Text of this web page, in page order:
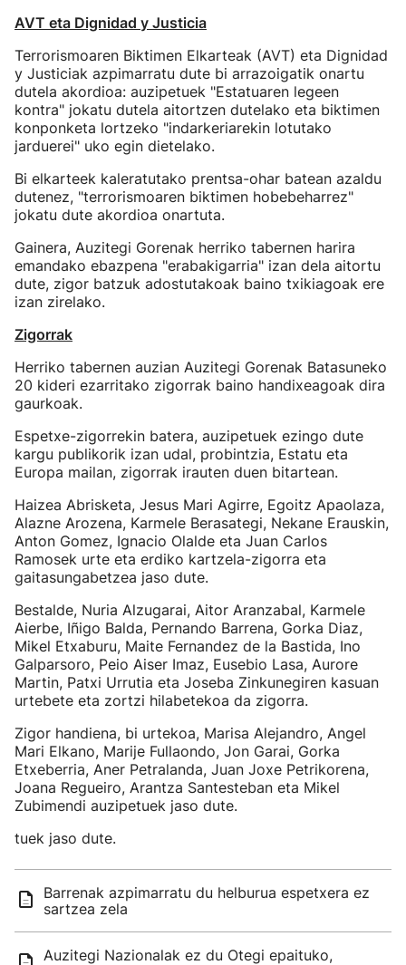
AVT eta Dignidad y Justicia
Terrorismoaren Biktimen Elkarteak (AVT) eta Dignidad
y Justiciak azpimarratu dute bi arrazoigatik onartu
dutela akordioa: auzipetuek "Estatuaren legeen
kontra" jokatu dutela aitortzen dutelako eta biktimen
konponketa lortzeko "indarkeriarekin lotutako
jarduerei" uko egin dietelako.
Bi elkarteek kaleratutako prentsa-ohar batean azaldu
dutenez, "terrorismoaren biktimen hobebeharrez"
jokatu dute akordioa onartuta.
Gainera, Auzitegi Gorenak herriko tabernen harira
emandako ebazpena "erabakigarria" izan dela aitortu
dute, zigor batzuk adostutakoak baino txikiagoak ere
izan zirelako.
Zigorrak
Herriko tabernen auzian Auzitegi Gorenak Batasuneko
20 kideri ezarritako zigorrak baino handixeagoak dira
gaurkoak.
Espetxe-zigorrekin batera, auzipetuek ezingo dute
kargu publikorik izan udal, probintzia, Estatu eta
Europa mailan, zigorrak irauten duen bitartean.
Haizea Abrisketa, Jesus Mari Agirre, Egoitz Apaolaza,
Alazne Arozena, Karmele Berasategi, Nekane Erauskin,
Anton Gomez, Ignacio Olalde eta Juan Carlos
Ramosek urte eta erdiko kartzela-zigorra eta
gaitasungabetzea jaso dute.
Bestalde, Nuria Alzugarai, Aitor Aranzabal, Karmele
Aierbe, Iñigo Balda, Pernando Barrena, Gorka Diaz,
Mikel Etxaburu, Maite Fernandez de la Bastida, Ino
Galparsoro, Peio Aiser Imaz, Eusebio Lasa, Aurore
Martin, Patxi Urrutia eta Joseba Zinkunegiren kasuan
urtebete eta zortzi hilabetekoa da zigorra.
Zigor handiena, bi urtekoa, Marisa Alejandro, Angel
Mari Elkano, Marije Fullaondo, Jon Garai, Gorka
Etxeberria, Aner Petralanda, Juan Joxe Petrikorena,
Joana Regueiro, Arantza Santesteban eta Mikel
Zubimendi auzipetuek jaso dute.
tuek jaso dute.
Barrenak azpimarratu du helburua espetxera ez
sartzea zela
Auzitegi Nazionalak ez du Otegi epaituko,